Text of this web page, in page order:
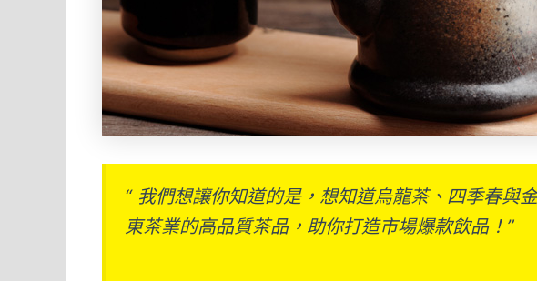
“ 我們想讓你知道的是，想知道烏龍茶、四季春與
東茶業的高品質茶品，助你打造市場爆款飲品！”